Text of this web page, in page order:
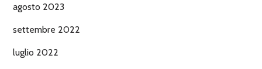
agosto 2023
settembre 2022
luglio 2022